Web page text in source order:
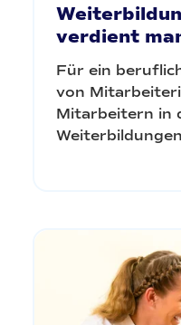
verdient
Für ein
von
Mitarbeitern in